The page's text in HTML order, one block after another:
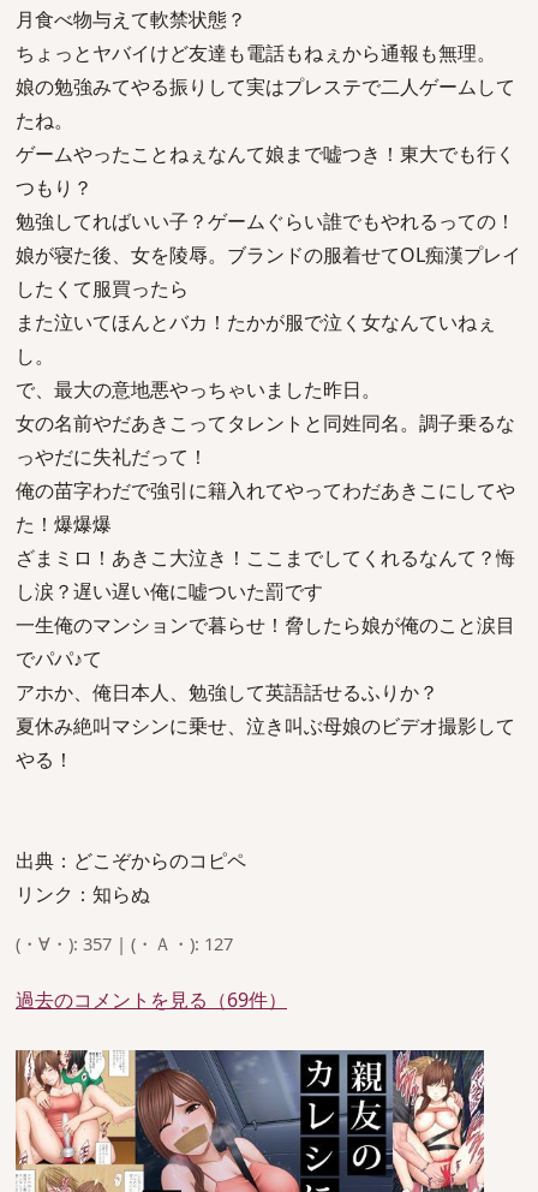
月食べ物与えて軟禁状態？
ちょっとヤバイけど友達も電話もねぇから通報も無理。
娘の勉強みてやる振りして実はプレステで二人ゲームして
たね。
ゲームやったことねぇなんて娘まで嘘つき！東大でも行く
つもり？
勉強してればいい子？ゲームぐらい誰でもやれるっての！
娘が寝た後、女を陵辱。ブランドの服着せてOL痴漢プレイ
したくて服買ったら
また泣いてほんとバカ！たかが服で泣く女なんていねぇ
し。
で、最大の意地悪やっちゃいました昨日。
女の名前やだあきこってタレントと同姓同名。調子乗るな
っやだに失礼だって！
俺の苗字わだで強引に籍入れてやってわだあきこにしてや
た！爆爆爆
ざまミロ！あきこ大泣き！ここまでしてくれるなんて？悔
し涙？遅い遅い俺に嘘ついた罰です
一生俺のマンションで暮らせ！脅したら娘が俺のこと涙目
でパパ♪て
アホか、俺日本人、勉強して英語話せるふりか？
夏休み絶叫マシンに乗せ、泣き叫ぶ母娘のビデオ撮影して
やる！
出典：どこぞからのコピペ
リンク：知らぬ
(・∀・): 357 | (・Ａ・): 127
過去のコメントを見る（69件）